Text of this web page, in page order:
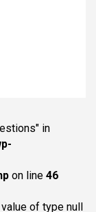
in
on line 46
of type null